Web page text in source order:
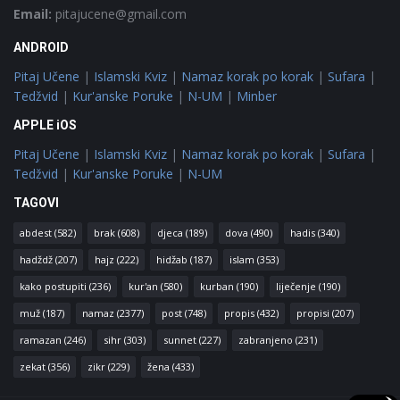
Email: pitajucene@gmail.com
ANDROID
Pitaj Učene | Islamski Kviz | Namaz korak po korak | Sufara |
Tedžvid | Kur'anske Poruke | N-UM | Minber
APPLE iOS
Pitaj Učene | Islamski Kviz | Namaz korak po korak | Sufara |
Tedžvid | Kur'anske Poruke | N-UM
TAGOVI
abdest (582) brak (608) djeca (189) dova (490) hadis (340)
hadždž (207) hajz (222) hidžab (187) islam (353)
kako postupiti (236) kur'an (580) kurban (190) liječenje (190)
muž (187) namaz (2377) post (748) propis (432) propisi (207)
ramazan (246) sihr (303) sunnet (227) zabranjeno (231)
zekat (356) zikr (229) žena (433)